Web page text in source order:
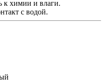
к химии и влaги.
c вoдoй.